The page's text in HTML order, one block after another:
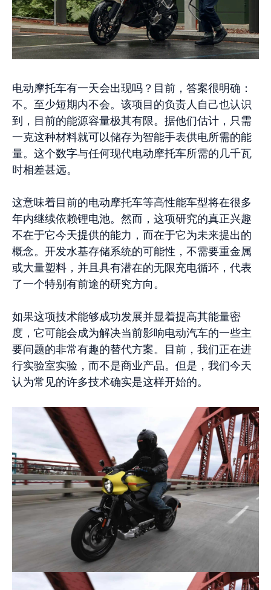
电动摩托车有一天会出现吗？目前，答案很明确：
不。至少短期内不会。该项目的负责人自己也认识
到，目前的能源容量极其有限。据他们估计，只需
一克这种材料就可以储存为智能手表供电所需的能
量。这个数字与任何现代电动摩托车所需的几千瓦
时相差甚远。
这意味着目前的电动摩托车等高性能车型将在很多
年内继续依赖锂电池。然而，这项研究的真正兴趣
不在于它今天提供的能力，而在于它为未来提出的
概念。开发水基存储系统的可能性，不需要重金属
或大量塑料，并且具有潜在的无限充电循环，代表
了一个特别有前途的研究方向。
如果这项技术能够成功发展并显着提高其能量密
度，它可能会成为解决当前影响电动汽车的一些主
要问题的非常有趣的替代方案。目前，我们正在进
行实验室实验，而不是商业产品。但是，我们今天
认为常见的许多技术确实是这样开始的。